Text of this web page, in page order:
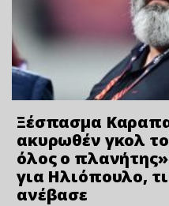
Ξέσπασμα
ακυρωθέν γκολ
όλος ο
για Ηλιόπουλο,
ανέβασε